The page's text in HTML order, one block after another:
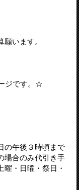
います。
ジです。☆
の午後３時頃まで
場合のみ代引き手
・日曜・祭日・